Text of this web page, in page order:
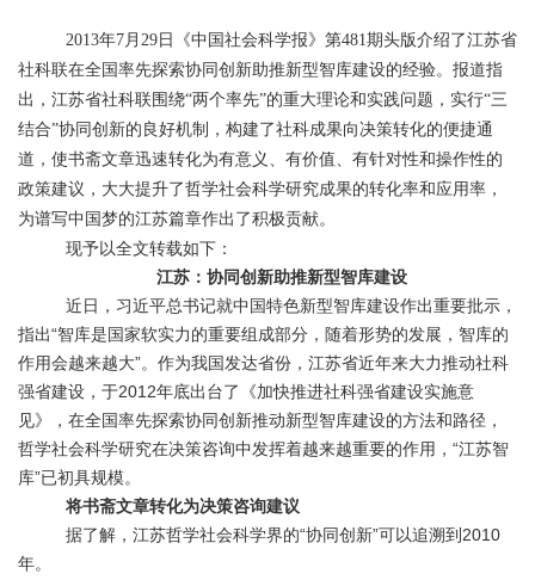
2013年7月29日《中国社会科学报》第481期头版介绍了江苏省
社科联在全国率先探索协同创新助推新型智库建设的经验。报道指
出，江苏省社科联围绕“两个率先”的重大理论和实践问题，实行“三
结合”协同创新的良好机制，构建了社科成果向决策转化的便捷通
道，使书斋文章迅速转化为有意义、有价值、有针对性和操作性的
政策建议，大大提升了哲学社会科学研究成果的转化率和应用率，
为谱写中国梦的江苏篇章作出了积极贡献。
现予以全文转载如下：
江苏：协同创新助推新型智库建设
近日，习近平总书记就中国特色新型智库建设作出重要批示，
指出“智库是国家软实力的重要组成部分，随着形势的发展，智库的
作用会越来越大”。作为我国发达省份，江苏省近年来大力推动社科
强省建设，于2012年底出台了《加快推进社科强省建设实施意
见》，在全国率先探索协同创新推动新型智库建设的方法和路径，
哲学社会科学研究在决策咨询中发挥着越来越重要的作用，“江苏智
库”已初具规模。
将书斋文章转化为决策咨询建议
据了解，江苏哲学社会科学界的“协同创新”可以追溯到2010
年。